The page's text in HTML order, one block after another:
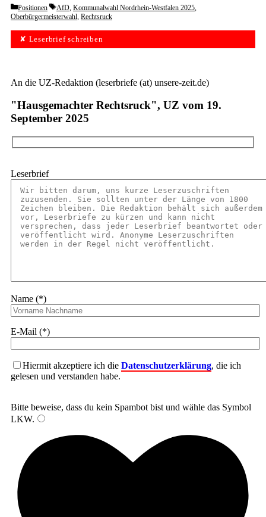
Categories
Positionen Tags
AfD, Kommunalwahl Nordrhein-Westfalen 2025,
Oberbürgermeisterwahl, Rechtsruck
✘ Leserbrief schreiben
An die UZ-Redaktion (leserbriefe (at) unsere-zeit.de)
"Hausgemachter Rechtsruck", UZ vom 19.
September 2025
Leserbrief
Name (*)
E-Mail (*)
Hiermit akzeptiere ich die Datenschutzerklärung, die ich
gelesen und verstanden habe.
Bitte beweise, dass du kein Spambot bist und wähle das Symbol
LKW.